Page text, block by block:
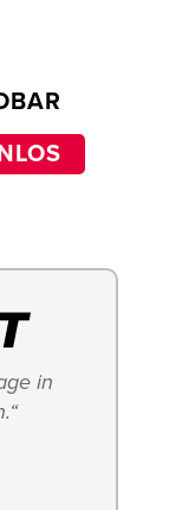
in